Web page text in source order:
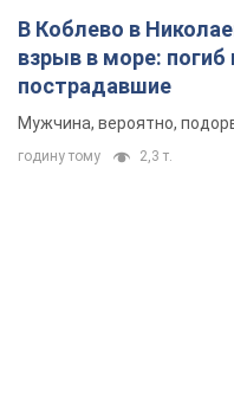
В Коблево в
взрыв в море:
пострадавшие
Мужчина, вероятно,
годину тому 2,3 т.